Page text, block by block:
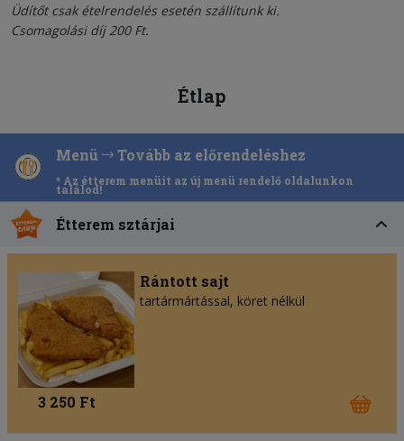
Üdítőt csak ételrendelés esetén szállítunk ki.
Csomagolási díj 200 Ft.
Étlap
Menü Tovább az előrendeléshez
* Az étterem menüit az új menü rendelő oldalunkon
találod!
Étterem sztárjai
Rántott sajt
tartármártással, köret nélkül
3 250 Ft